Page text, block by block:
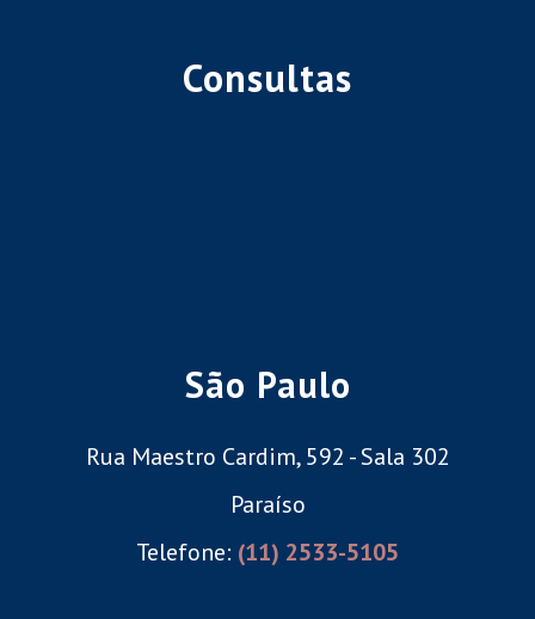
Consultas
São Paulo
Rua Maestro Cardim, 592 - Sala 302
Paraíso
Telefone: (11) 2533-5105